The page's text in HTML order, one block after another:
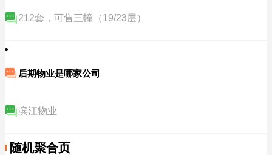
212套，可售三幢（19/23层）
后期物业是哪家公司
滨江物业
随机聚合页